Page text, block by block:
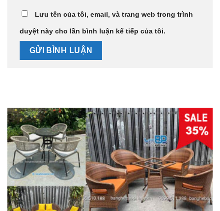
Lưu tên của tôi, email, và trang web trong trình
duyệt này cho lần bình luận kế tiếp của tôi.